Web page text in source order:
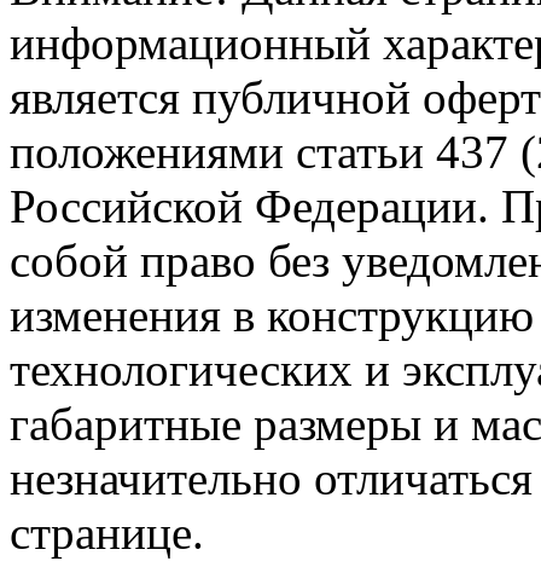
информационный
является публичной
положениями статьи 437
Российской Федерации.
собой право без
изменения в
технологических и
габаритные размеры и
незначительно
странице.